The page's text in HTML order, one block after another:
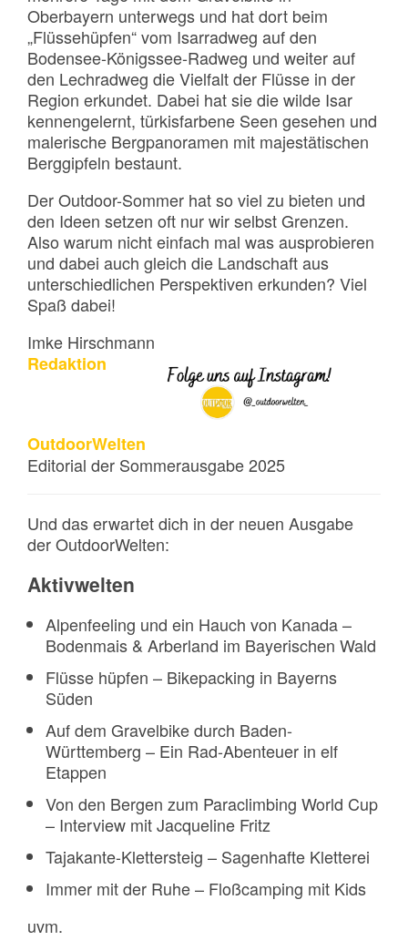
Oberbayern unterwegs und hat dort beim
„Flüssehüpfen“ vom Isarradweg auf den
Bodensee-Königssee-Radweg und weiter auf
den Lechradweg die Vielfalt der Flüsse in der
Region erkundet. Dabei hat sie die wilde Isar
kennengelernt, türkisfarbene Seen gesehen und
malerische Bergpanoramen mit majestätischen
Berggipfeln bestaunt.
Der Outdoor-Sommer hat so viel zu bieten und
den Ideen setzen oft nur wir selbst Grenzen.
Also warum nicht einfach mal was ausprobieren
und dabei auch gleich die Landschaft aus
unterschiedlichen Perspektiven erkunden? Viel
Spaß dabei!
Imke Hirschmann
Redaktion
OutdoorWelten
Editorial der Sommerausgabe 2025
Und das erwartet dich in der neuen Ausgabe
der OutdoorWelten:
Aktivwelten
Alpenfeeling und ein Hauch von Kanada –
Bodenmais & Arberland im Bayerischen Wald
Flüsse hüpfen – Bikepacking in Bayerns
Süden
Auf dem Gravelbike durch Baden-
Württemberg – Ein Rad-Abenteuer in elf
Etappen
Von den Bergen zum Paraclimbing World Cup
– Interview mit Jacqueline Fritz
Tajakante-Klettersteig – Sagenhafte Kletterei
Immer mit der Ruhe – Floßcamping mit Kids
uvm.